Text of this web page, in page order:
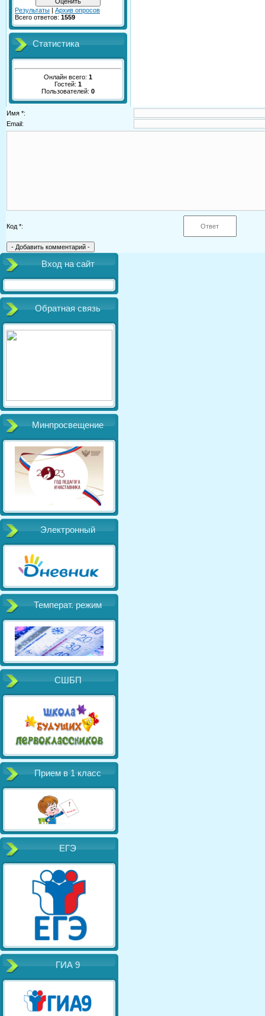
Результаты | Архив опросов
Всего ответов: 1559
Статистика
Онлайн всего: 1
Гостей: 1
Пользователей: 0
Имя *:
Email:
Код *:
Вход на сайт
Обратная связь
Минпросвещение
Электронный
Температ. режим
СШБП
Прием в 1 класс
ЕГЭ
ГИА 9